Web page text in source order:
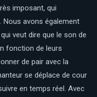
imposant, qui
Nous avons également
veut dire que le son de
fonction de leurs
de pair avec la
se déplace de cour
en temps réel. Avec